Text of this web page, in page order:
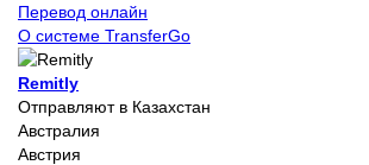
Перевод онлайн
О системе TransferGo
Remitly
Отправляют в Казахстан
Австралия
Австрия